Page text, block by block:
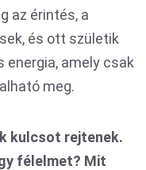
az érintés, a
és ott születik
energia, amely csak
meg.
kulcsot rejtenek.
félelmet? Mit